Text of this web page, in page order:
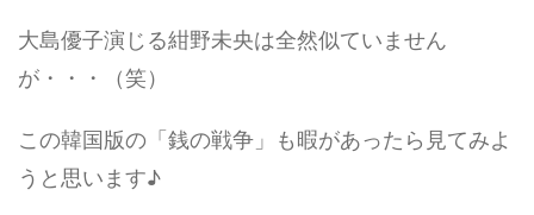
大島優子演じる紺野未央は全然似ていません
が・・・（笑）
この韓国版の「銭の戦争」も暇があったら見てみよ
うと思います♪